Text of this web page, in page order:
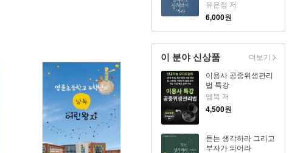
유은정 저
6,000원
이 분야 신상품
이용사 공중위생관리
법 특강
엠북 저
4,500원
듣는 생각하라 그리고
부자가 되어라
더보기